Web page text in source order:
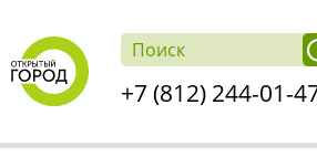
+7 (812) 244-01-